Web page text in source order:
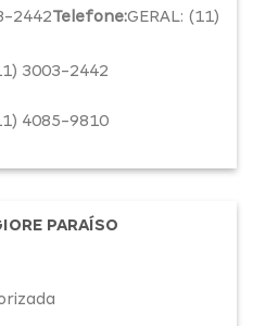
2442Telefone:GERAL: (11)
3003-2442
4085-9810
PARAÍSO